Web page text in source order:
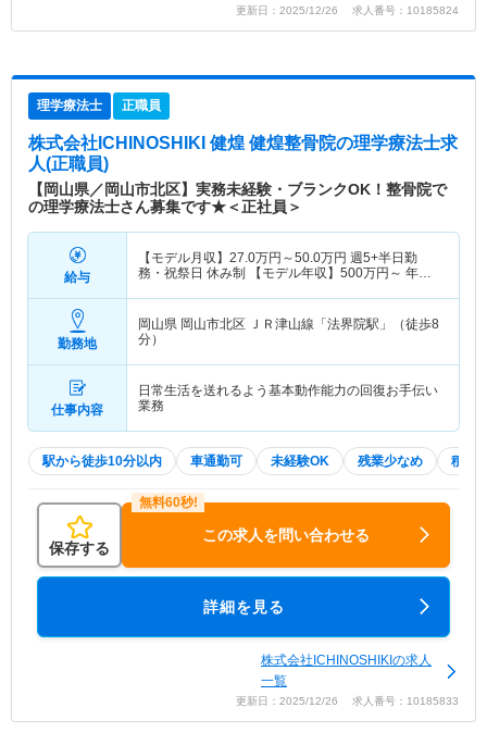
更新日：2025/12/26 求人番号：10185824
理学療法士 正職員
株式会社ICHINOSHIKI 健煌 健煌整骨院の理学療法士求
人(正職員)
【岡山県／岡山市北区】実務未経験・ブランクOK！整骨院で
の理学療法士さん募集です★＜正社員＞
給与
【モデル月収】 27.0万円～50.0万円 週5+半日勤
務・祝祭日 休み制 【モデル年収】 500万円～ 年収
勤務地
岡山県 岡山市北区 ＪＲ津山線「法界院駅」（徒歩8
分）
仕事内容
日常生活を送れるよう基本動作能力の回復お手伝い
業務
駅から徒歩10分以内 車通勤可 未経験OK 残業少なめ 積極
保存する
この求人を問い合わせる
詳細を見る
株式会社ICHINOSHIKIの求人
一覧
更新日：2025/12/26 求人番号：10185833